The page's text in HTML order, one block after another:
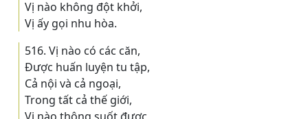
Vị nào không đột khởi,
Vị ấy gọi nhu hòa.
516. Vị nào có các căn,
Ðược huấn luyện tu tập,
Cả nội và cả ngoại,
Trong tất cả thế giới,